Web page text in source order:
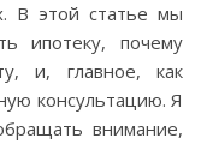
В этой статье мы
ипотеку, почему
и, главное, как
консультацию. Я
внимание,